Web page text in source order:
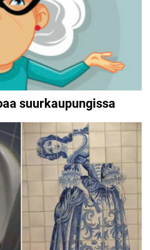
suurkaupungissa